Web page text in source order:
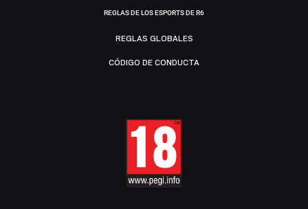
REGLAS DE LOS ESPORTS DE R6
REGLAS GLOBALES
CÓDIGO DE CONDUCTA